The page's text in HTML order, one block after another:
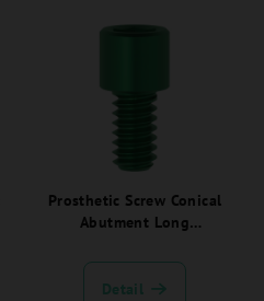
Prosthetic Screw Conical
Abutment Long
EVCAPSL:
Detail